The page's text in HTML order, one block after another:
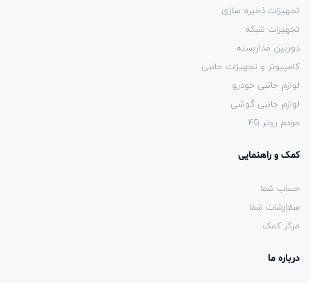
تجهیزات ذخیره سازی
تجهیزات شبکه
دوربین مداربسته
کامپیوتر و تجهیزات جانبی
لوازم جانبی خودرو
لوازم جانبی گوشی
مودم روتر 4G
کمک و راهنمایی
حساب شما
سفارشات شما
مرکز کمک
درباره ما